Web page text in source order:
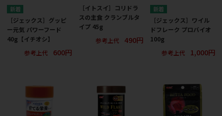
［ジェックス］グッピ
ー元気 パワーフード
40g【イチオシ】
参考上代
600円
［イトスイ］コリドラ
スの主食 クランブルタ
イプ 45g
参考上代
490円
［ジェックス］ワイル
ドフレーク プロバイオ
100g
参考上代
1,000円